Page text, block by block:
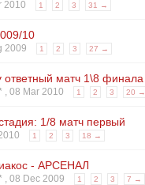
2010 1 2 3 31 →
10
2009 1 2 3 27 →
матч 1\8 финала
,08 Mar 2010 1 2 3 20 →
1/8 матч первый
1 2 3 18 →
- АРСЕНАЛ
,08 Dec 2009 1 2 3 7 →